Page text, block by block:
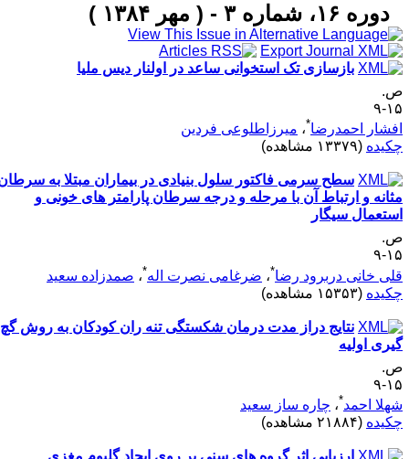
دوره ۱۶، شماره ۳ - ( مهر ۱۳۸۴ )
بازسازی تک استخوانی ساعد در اولنار دیس ملیا
۹
احمدرضا*،میرزاطلوعی فردین
(۱۳۳۷۹ مشاهده)
سطح سرمی فاکتور سلول بنیادی در بیماران مبتلا به سرطان
و ارتباط آن با مرحله و درجه سرطان پارامتر های خونی و
سیگار
۹
خانی دربرود رضا*،ضرغامی نصرت اله* ،صمدزاده سعید
(۱۵۳۵۳ مشاهده)
نتایج دراز مدت درمان شکستگی تنه ران کودکان به روش گچ
اولیه
۹
احمد ،چاره ساز سعید
(۲۱۸۸۴ مشاهده)
ارزیابی اثر گروه‌ های سنی بر روی ایجاد گلیوم مغزی